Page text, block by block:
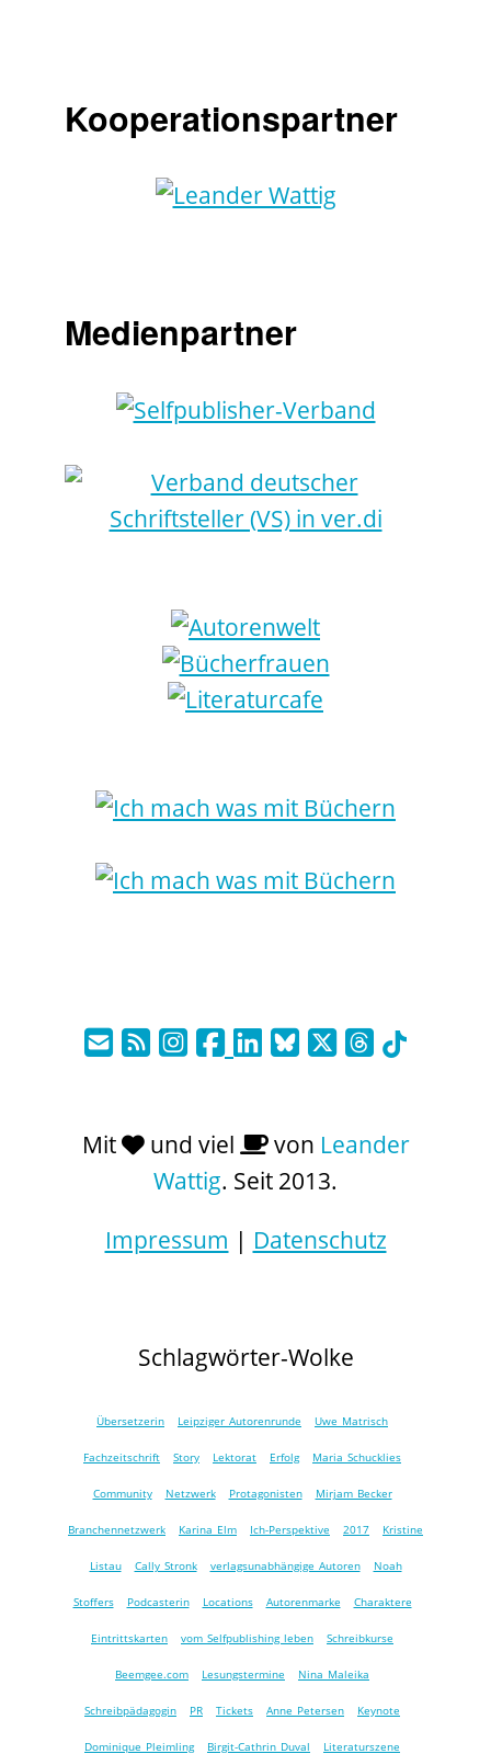
Kooperationspartner
Medienpartner
Mit und viel von Leander
Wattig. Seit 2013.
Impressum | Datenschutz
Schlagwörter-Wolke
Übersetzerin Leipziger Autorenrunde Uwe Matrisch
Fachzeitschrift Story Lektorat Erfolg Maria Schucklies
Community Netzwerk Protagonisten Mirjam Becker
Branchennetzwerk Karina Elm Ich-Perspektive 2017 Kristine
Listau Cally Stronk verlagsunabhängige Autoren Noah
Stoffers Podcasterin Locations Autorenmarke Charaktere
Eintrittskarten vom Selfpublishing leben Schreibkurse
Beemgee.com Lesungstermine Nina Maleika
Schreibpädagogin PR Tickets Anne Petersen Keynote
Dominique Pleimling Birgit-Cathrin Duval Literaturszene